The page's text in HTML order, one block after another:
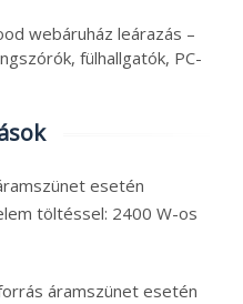
webáruház leárazás –
fülhallgatók, PC-
esetén
töltéssel: 2400 W-os
áramszünet esetén